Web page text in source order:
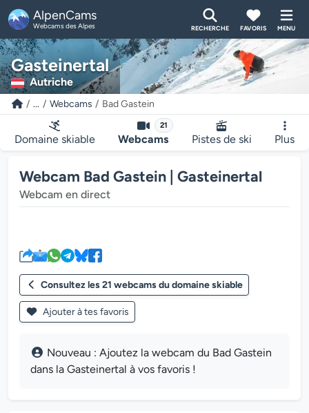
AlpenCams
Webcams des Alpes RECHERCHE FAVORIS MENU
Gasteinertal
Autriche
... Webcams Bad Gastein
Domaine skiable
21
Webcams Pistes de ski Plus
Webcam Bad Gastein | Gasteinertal
Webcam en direct
Consultez les 21 webcams du domaine skiable
Ajouter à tes favoris
Nouveau : Ajoutez la webcam du Bad Gastein
dans la Gasteinertal à vos favoris !